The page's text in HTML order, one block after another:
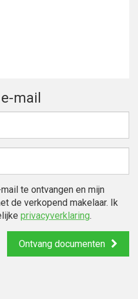
mail
te ontvangen en mijn
de verkopend makelaar. Ik
privacyverklaring.
Ontvang documenten